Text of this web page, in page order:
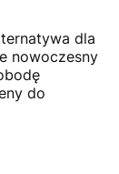
dla
nowoczesny
do